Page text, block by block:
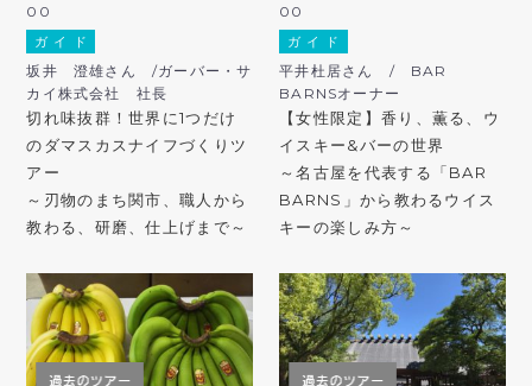
00
ガ イ ド
坂井 澄雄さん /ガーバー・サ
カイ株式会社 社長
切れ味抜群！世界に1つだけ
のダマスカスナイフづくりツ
アー
～刃物のまち関市、職人から
教わる、研磨、仕上げまで～
00
ガ イ ド
平井杜居さん / BAR
BARNSオーナー
【女性限定】香り、薫る、ウ
イスキー&バーの世界
～名古屋を代表する「BAR
BARNS」から教わるウイス
キーの楽しみ方～